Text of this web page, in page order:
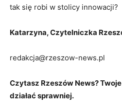
tak się robi w stolicy innowacji?
Katarzyna, Czytelniczka
redakcja@rzeszow-news.pl
Czytasz Rzeszów News?
działać sprawniej.